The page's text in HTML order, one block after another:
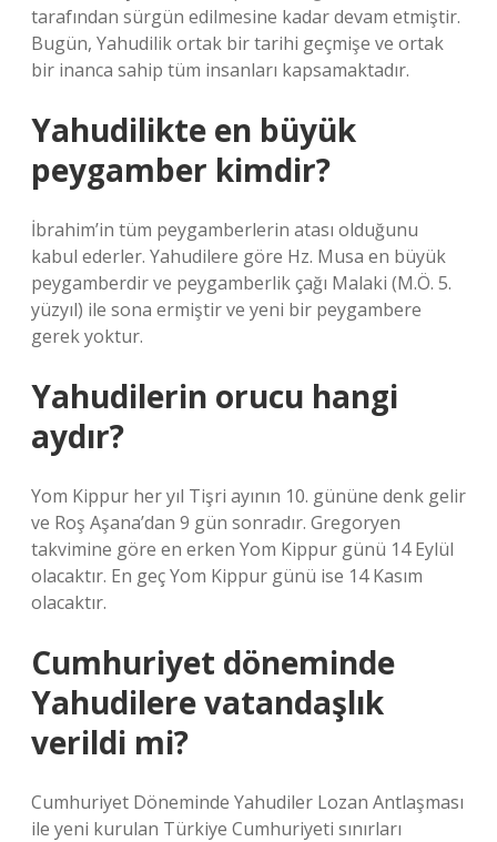
tarafından sürgün edilmesine kadar devam etmiştir.
Bugün, Yahudilik ortak bir tarihi geçmişe ve ortak
bir inanca sahip tüm insanları kapsamaktadır.
Yahudilikte en büyük
peygamber kimdir?
İbrahim’in tüm peygamberlerin atası olduğunu
kabul ederler. Yahudilere göre Hz. Musa en büyük
peygamberdir ve peygamberlik çağı Malaki (M.Ö. 5.
yüzyıl) ile sona ermiştir ve yeni bir peygambere
gerek yoktur.
Yahudilerin orucu hangi
aydır?
Yom Kippur her yıl Tişri ayının 10. gününe denk gelir
ve Roş Aşana’dan 9 gün sonradır. Gregoryen
takvimine göre en erken Yom Kippur günü 14 Eylül
olacaktır. En geç Yom Kippur günü ise 14 Kasım
olacaktır.
Cumhuriyet döneminde
Yahudilere vatandaşlık
verildi mi?
Cumhuriyet Döneminde Yahudiler Lozan Antlaşması
ile yeni kurulan Türkiye Cumhuriyeti sınırları